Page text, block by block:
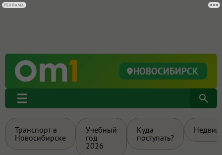
НОВОСИБИРСК
Транспорт в
Новосибирске
Учебный
год
2026
Куда
поступать?